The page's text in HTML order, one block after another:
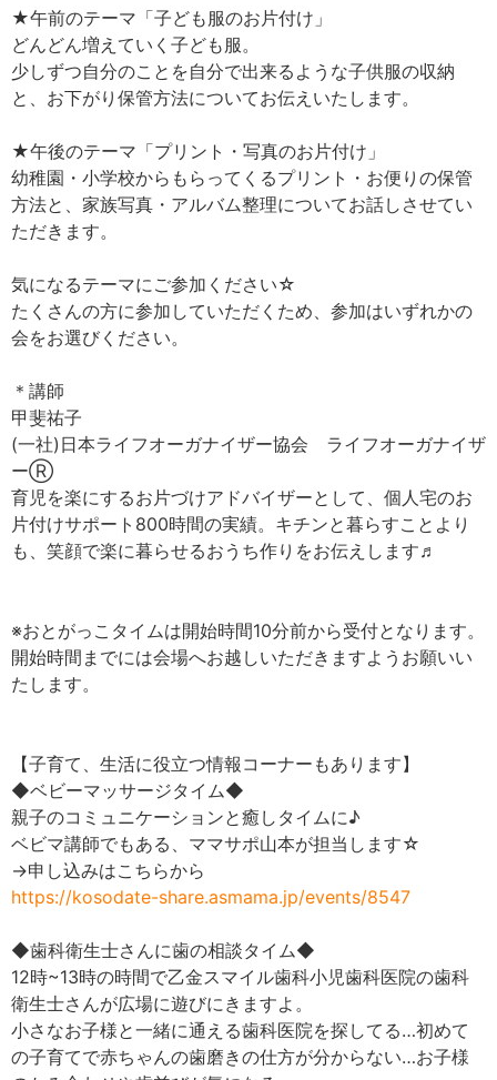
★午前のテーマ「子ども服のお片付け」
どんどん増えていく子ども服。
少しずつ自分のことを自分で出来るような子供服の収納
と、お下がり保管方法についてお伝えいたします。
★午後のテーマ「プリント・写真のお片付け」
幼稚園・小学校からもらってくるプリント・お便りの保管
方法と、家族写真・アルバム整理についてお話しさせてい
ただきます。
気になるテーマにご参加ください☆
たくさんの方に参加していただくため、参加はいずれかの
会をお選びください。
＊講師
甲斐祐子
(一社)日本ライフオーガナイザー協会 ライフオーガナイザ
ーⓇ
育児を楽にするお片づけアドバイザーとして、個人宅のお
片付けサポート800時間の実績。キチンと暮らすことより
も、笑顔で楽に暮らせるおうち作りをお伝えします♬
※おとがっこタイムは開始時間10分前から受付となります。
開始時間までには会場へお越しいただきますようお願いい
たします。
【子育て、生活に役立つ情報コーナーもあります】
◆ベビーマッサージタイム◆
親子のコミュニケーションと癒しタイムに♪
ベビマ講師でもある、ママサポ山本が担当します☆
→申し込みはこちらから
https://kosodate-share.asmama.jp/events/8547
◆歯科衛生士さんに歯の相談タイム◆
12時~13時の時間で乙金スマイル歯科小児歯科医院の歯科
衛生士さんが広場に遊びにきますよ。
小さなお子様と一緒に通える歯科医院を探してる…初めて
の子育てで赤ちゃんの歯磨きの仕方が分からない…お子様